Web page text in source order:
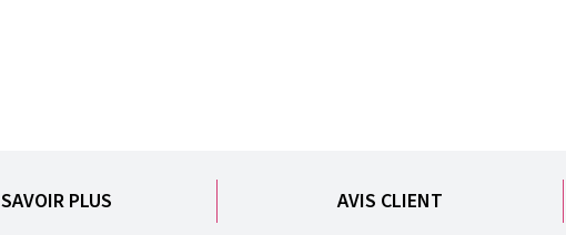
PLUS AVIS CLIENT